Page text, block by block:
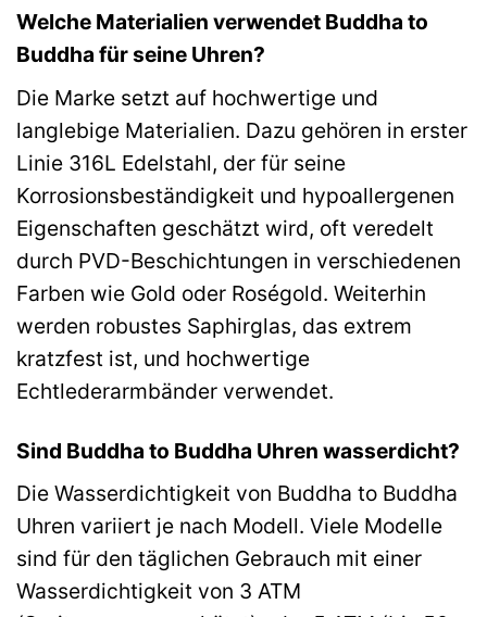
Welche Materialien verwendet Buddha to
Buddha für seine Uhren?
Die Marke setzt auf hochwertige und
langlebige Materialien. Dazu gehören in erster
Linie 316L Edelstahl, der für seine
Korrosionsbeständigkeit und hypoallergenen
Eigenschaften geschätzt wird, oft veredelt
durch PVD-Beschichtungen in verschiedenen
Farben wie Gold oder Roségold. Weiterhin
werden robustes Saphirglas, das extrem
kratzfest ist, und hochwertige
Echtlederarmbänder verwendet.
Sind Buddha to Buddha Uhren wasserdicht?
Die Wasserdichtigkeit von Buddha to Buddha
Uhren variiert je nach Modell. Viele Modelle
sind für den täglichen Gebrauch mit einer
Wasserdichtigkeit von 3 ATM